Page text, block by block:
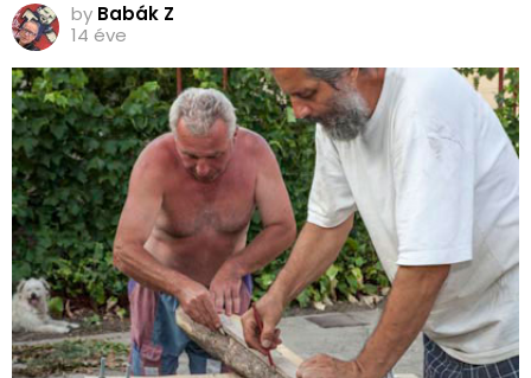
by Babák Z
14 éve